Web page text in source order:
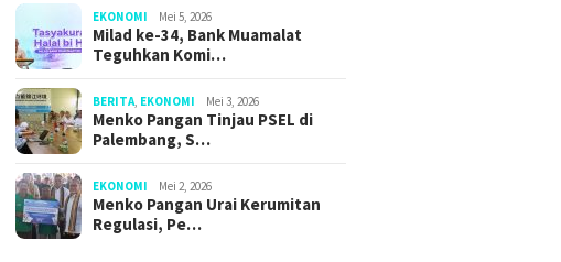
EKONOMI Mei 5, 2026
Milad ke-34, Bank Muamalat
Teguhkan Komi…
BERITA EKONOMI Mei 3, 2026
Menko Pangan Tinjau PSEL di
Palembang, S…
EKONOMI Mei 2, 2026
Menko Pangan Urai Kerumitan
Regulasi, Pe…